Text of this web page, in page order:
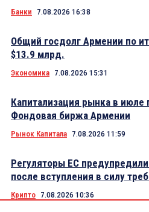
Банки 7.08.2026 16:38
Общий госдолг Армении по
$13.9 млрд.
Экономика 7.08.2026 15:31
Капитализация рынка в
Фондовая биржа Армении
Рынок Капитала 7.08.2026 11:59
Регуляторы ЕС
после вступления в силу
Крипто 7.08.2026 10:36